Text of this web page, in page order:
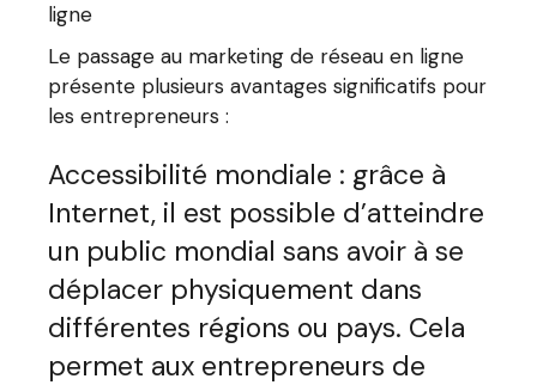
ligne
Le passage au marketing de réseau en ligne
présente plusieurs avantages significatifs pour
les entrepreneurs :
Accessibilité mondiale : grâce à
Internet, il est possible d’atteindre
un public mondial sans avoir à se
déplacer physiquement dans
différentes régions ou pays. Cela
permet aux entrepreneurs de